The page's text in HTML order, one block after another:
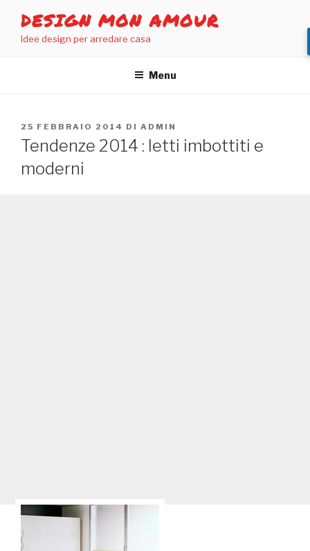
contenuto
DESIGN MON AMOUR
Idee design per arredare casa
Menu
PUBBLICATO
IL
25 FEBBRAIO 2014 DI ADMIN
Tendenze 2014 : letti imbottiti e
moderni